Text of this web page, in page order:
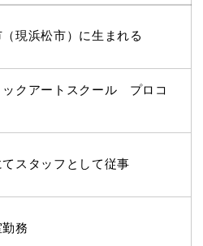
現浜松市）に生まれる
ックアートスクール プロコ
てスタッフとして従事
務